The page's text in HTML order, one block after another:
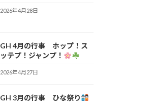
2026年4月28日
GH 4月の行事 ホップ！ス
ッテプ！ジャンプ！
2026年4月27日
GH 3月の行事 ひな祭り